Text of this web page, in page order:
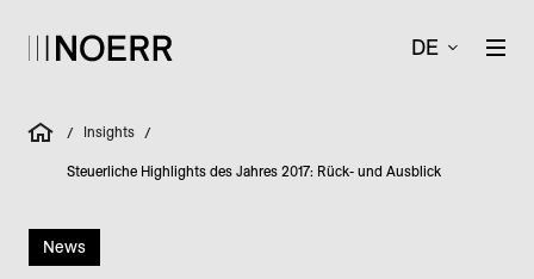
DE
/ Insights /
Steuerliche Highlights des Jahres 2017: Rück- und Ausblick
News